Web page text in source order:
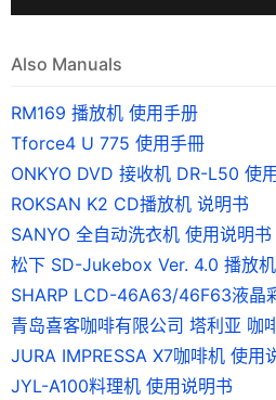
Also Manuals
RM169 播放机 使用手册
Tforce4 U 775 使用手冊
ONKYO DVD 接收机 DR-L50 使
ROKSAN K2 CD播放机 说明书
SANYO 全自动洗衣机 使用说明书
松下 SD-Jukebox Ver. 4.0 播放
SHARP LCD-46A63/46F63液晶
青岛喜客咖啡有限公司 塔利亚 咖
JURA IMPRESSA X7咖啡机 使用
JYL-A100料理机 使用说明书